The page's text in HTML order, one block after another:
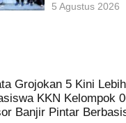
5 Agustus 2026
Grojokan 5 Kini
KKN Kelompok
Banjir Pintar